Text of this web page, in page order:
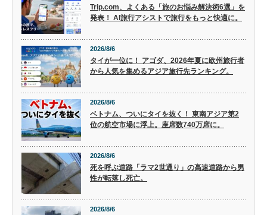
Trip.com、よくある「旅のお悩み解決術6選」を
発表！ AI旅行アシストで旅行をもっと快適に。
2026/8/6
タイが一位に！ アゴダ、2026年夏に欧州旅行者
から人気を集めるアジア旅行先ランキング。
2026/8/6
ベトナム、ついにタイを抜く！ 東南アジア第2
位の航空市場に浮上。座席数740万席に。
2026/8/6
死を呼ぶ道路「ラマ2世通り」の高速道路から男
性が転落し死亡。
2026/8/6